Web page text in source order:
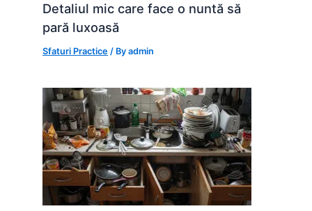
Detaliul mic care face o nuntă să
pară luxoasă
Sfaturi Practice / Byadmin